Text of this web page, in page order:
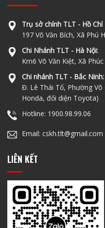
Trụ sở chính TLT - Hồ Chí
197 Võ Văn Bích, Xã Phú
Chi Nhánh TLT - Hà Nội:
Km6 Võ Văn Kiệt, Xã
Chi nhánh TLT - Bắc Ninh:
Đ. Lê Thái Tổ, Phường
Honda, đối diện Toyota)
Hotline: 1900.98.99.06
Email: cskh.tlt@gmail.com
LIÊN KẾT